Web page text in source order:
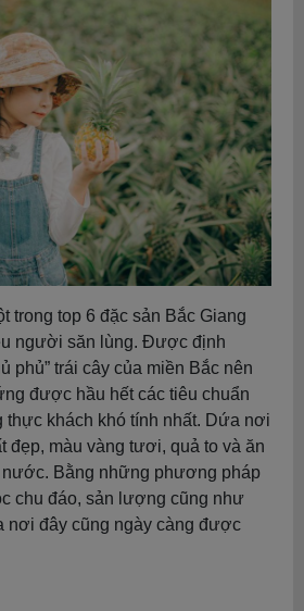
trong top 6 đặc sản Bắc Giang
người săn lùng. Được định
phủ” trái cây của miền Bắc nên
được hầu hết các tiêu chuẩn
thực khách khó tính nhất. Dứa nơi
đẹp, màu vàng tươi, quả to và ăn
nước. Bằng những phương pháp
chu đáo, sản lượng cũng như
nơi đây cũng ngày càng được